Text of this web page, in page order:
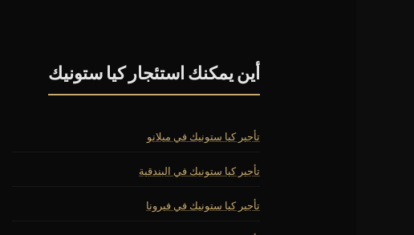
أين يمكنك استئجار كيا ستونيك
تأجير كيا ستونيك في ميلانو
تأجير كيا ستونيك في البندقية
تأجير كيا ستونيك في فيرونا